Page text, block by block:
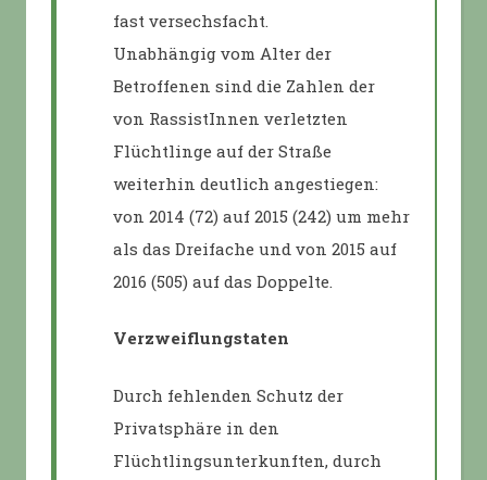
fast versechsfacht.
Unabhängig vom Alter der
Betroffenen sind die Zahlen der
von RassistInnen verletzten
Flüchtlinge auf der Straße
weiterhin deutlich angestiegen:
von 2014 (72) auf 2015 (242) um mehr
als das Dreifache und von 2015 auf
2016 (505) auf das Doppelte.
Verzweiflungstaten
Durch fehlenden Schutz der
Privatsphäre in den
Flüchtlingsunterkunften, durch